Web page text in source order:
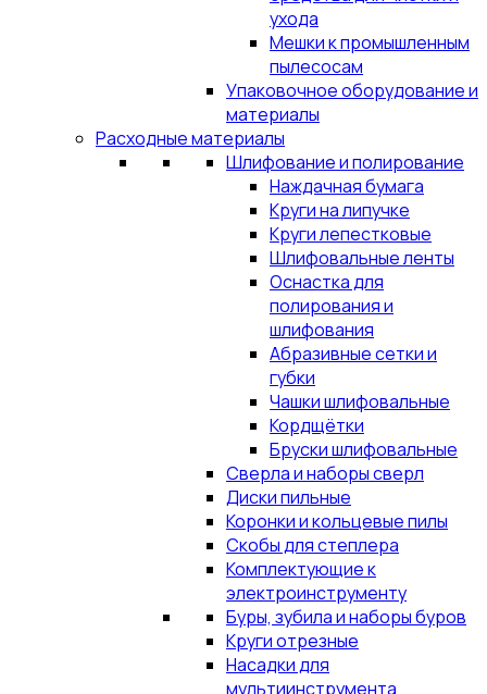
ухода
Мешки к промышленным
пылесосам
Упаковочное оборудование и
материалы
Расходные материалы
Шлифование и полирование
Наждачная бумага
Круги на липучке
Круги лепестковые
Шлифовальные ленты
Оснастка для
полирования и
шлифования
Абразивные сетки и
губки
Чашки шлифовальные
Кордщётки
Бруски шлифовальные
Сверла и наборы сверл
Диски пильные
Коронки и кольцевые пилы
Скобы для степлера
Комплектующие к
электроинструменту
Буры, зубила и наборы буров
Круги отрезные
Насадки для
мультиинструмента